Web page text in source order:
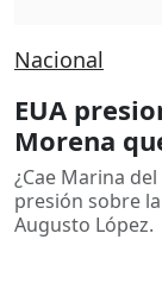
Nacional
EUA
Morena
¿Cae Marina
presión sobre
Augusto López.